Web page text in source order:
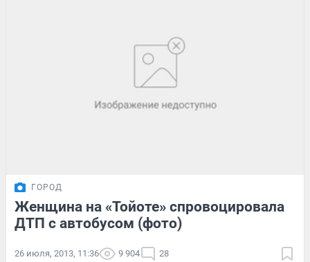
ГОРОД
Женщина на «Тойоте» спровоцировала
ДТП с автобусом (фото)
26 июля, 2013, 11:36 9 904 28